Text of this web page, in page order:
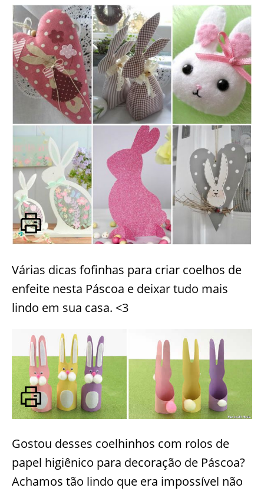
Várias dicas fofinhas para criar coelhos de
enfeite nesta Páscoa e deixar tudo mais
lindo em sua casa. <3
Gostou desses coelhinhos com rolos de
papel higiênico para decoração de Páscoa?
Achamos tão lindo que era impossível não